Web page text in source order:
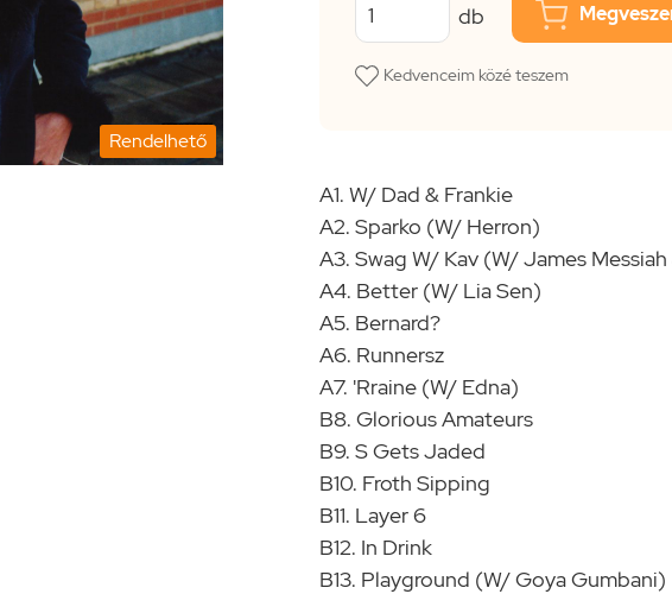
Rendelhető
db
Kedvenceim közé teszem
A1. W/ Dad & Frankie
A2. Sparko (W/ Herron)
A3. Swag W/ Kav (W/ James
A4. Better (W/ Lia Sen)
A5. Bernard?
A6. Runnersz
A7. 'Rraine (W/ Edna)
B8. Glorious Amateurs
B9. S Gets Jaded
B10. Froth Sipping
B11. Layer 6
B12. In Drink
B13. Playground (W/ Goya Gumbani)